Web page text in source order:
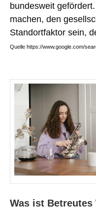
bundesweit gefördert.
machen, den
Standortfaktor sein,
Quelle https://www.google.com/
Was ist Betreutes